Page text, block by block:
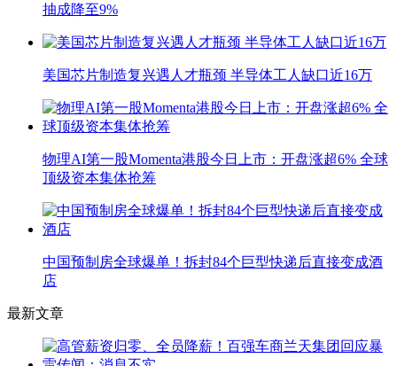
抽成降至9%
美国芯片制造复兴遇人才瓶颈 半导体工人缺口近16万
物理AI第一股Momenta港股今日上市：开盘涨超6% 全球
顶级资本集体抢筹
中国预制房全球爆单！拆封84个巨型快递后直接变成酒
店
最新文章